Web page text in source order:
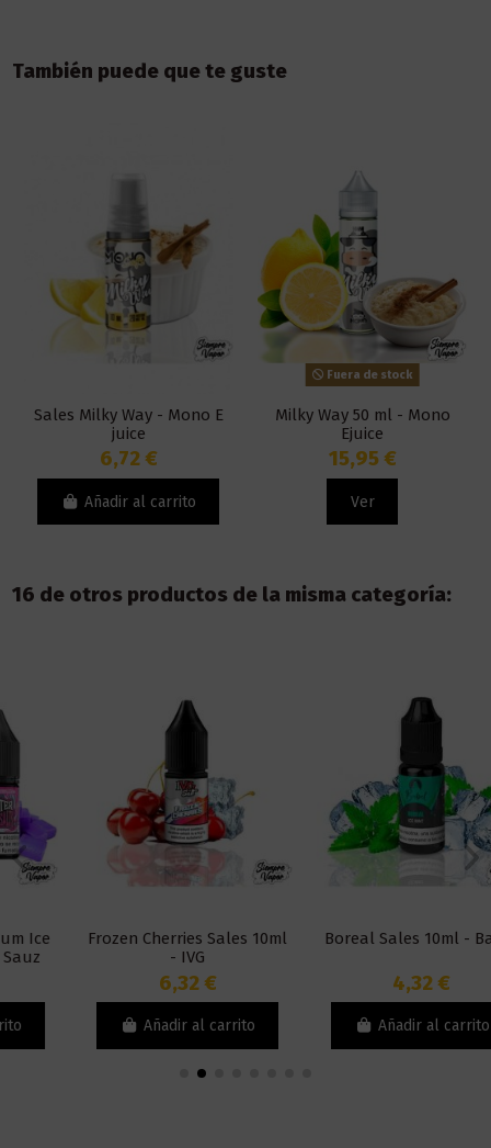
También puede que te guste
Sales Milky Way - Mono E
juice
6,72 €
Añadir al carrito
Fuera de stock
Milky Way 50 ml - Mono
Ejuice
15,95 €
Ver
16 de otros productos de la misma categoría:
Frozen Cherries Sales 10ml
Añadir al carrito
Boreal Sales 10ml - Babel
Añadir al carrito